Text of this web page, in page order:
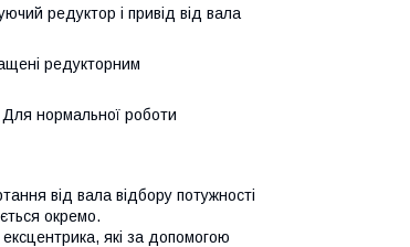
редуктор і привід від вала
редукторним
нормальної роботи
від вала відбору потужності
окремо.
які за допомогою